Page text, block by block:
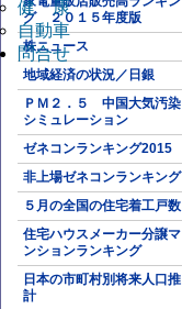
健 康
自動車
問合せ
グ ２０１５年度版
株ニュース
地域経済の状況／日銀
ＰＭ２．５ 中国大気汚染
シミュレーション
ゼネコンランキング2015
非上場ゼネコンランキング
５月の全国の住宅着工戸数
住宅ハウスメーカー分譲マ
ンションランキング
日本の市町村別将来人口推
計